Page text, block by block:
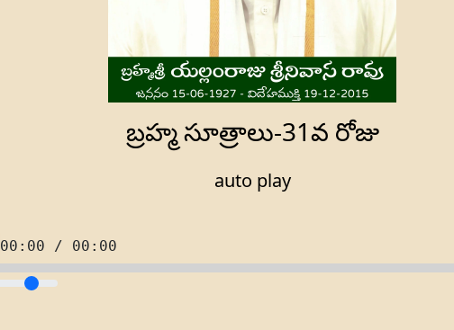
బ్రహ్మ సూత్రాలు-31వ రోజు
auto play
00:00 / 00:00